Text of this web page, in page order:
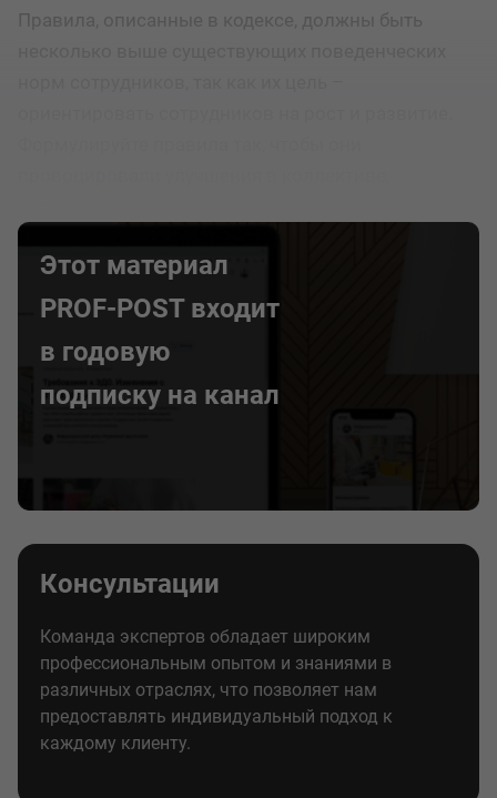
Правила, описанные в кодексе, должны быть
Этот материал
PROF-POST входит
в годовую
подписку на канал
Консультации
Команда экспертов обладает широким
профессиональным опытом и знаниями в
различных отраслях, что позволяет нам
предоставлять индивидуальный подход к
каждому клиенту.